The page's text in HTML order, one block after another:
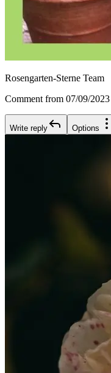
Rosengarten-Sterne Team
Comment from 07/09/2023
Write reply Options